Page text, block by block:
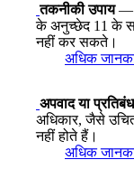
तकनीकी उपाय—
के अनुच्छेद 11 के
नहीं कर सकते।
अधिक
अपवाद या प्रतिबंध
अधिकार, जैसे
नहीं होते हैं।
अधिक